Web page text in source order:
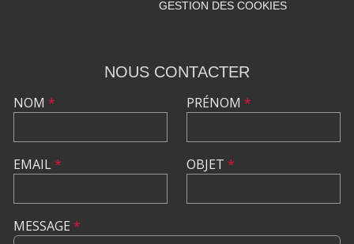
GESTION DES COOKIES
NOUS CONTACTER
NOM *
EMAIL*
PRÉNOM *
OBJET *
MESSAGE *